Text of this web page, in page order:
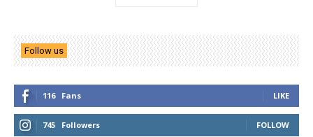
Follow us
116 Fans LIKE
745 Followers FOLLOW